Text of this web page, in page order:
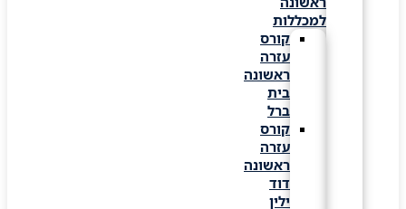
למכללות
קורס
עזרה
ראשונה
קורס
עזרה
ראשונה